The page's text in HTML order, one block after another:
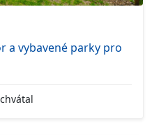
a vybavené parky pro